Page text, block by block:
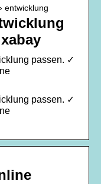
entwicklung
passen. ✓
passen. ✓